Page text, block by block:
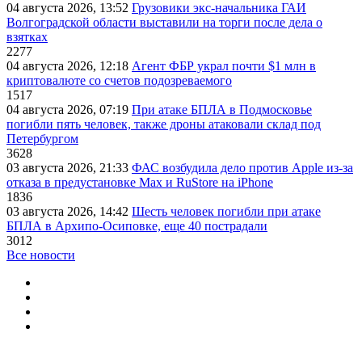
04 августа 2026, 13:52 Грузовики экс-начальника ГАИ
Волгоградской области выставили на торги после дела о
взятках
2277
04 августа 2026, 12:18 Агент ФБР украл почти $1 млн в
криптовалюте со счетов подозреваемого
1517
04 августа 2026, 07:19 При атаке БПЛА в Подмосковье
погибли пять человек, также дроны атаковали склад под
Петербургом
3628
03 августа 2026, 21:33 ФАС возбудила дело против Apple из-за
отказа в предустановке Max и RuStore на iPhone
1836
03 августа 2026, 14:42 Шесть человек погибли при атаке
БПЛА в Архипо-Осиповке, еще 40 пострадали
3012
Все новости